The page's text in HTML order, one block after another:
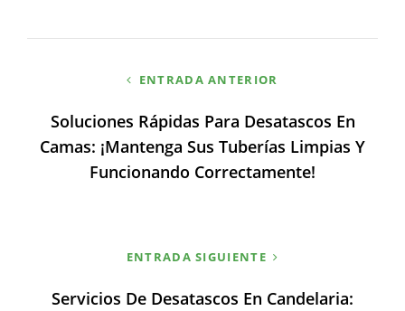
entradas
ENTRADA ANTERIOR
Soluciones Rápidas Para Desatascos En
Camas: ¡Mantenga Sus Tuberías Limpias Y
Funcionando Correctamente!
ENTRADA SIGUIENTE
Servicios De Desatascos En Candelaria: